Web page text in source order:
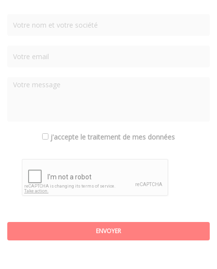
j'accepte le traitement de mes données
ENVOYER